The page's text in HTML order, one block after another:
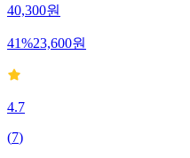
40,300원
41%23,600원
4.7
(7)